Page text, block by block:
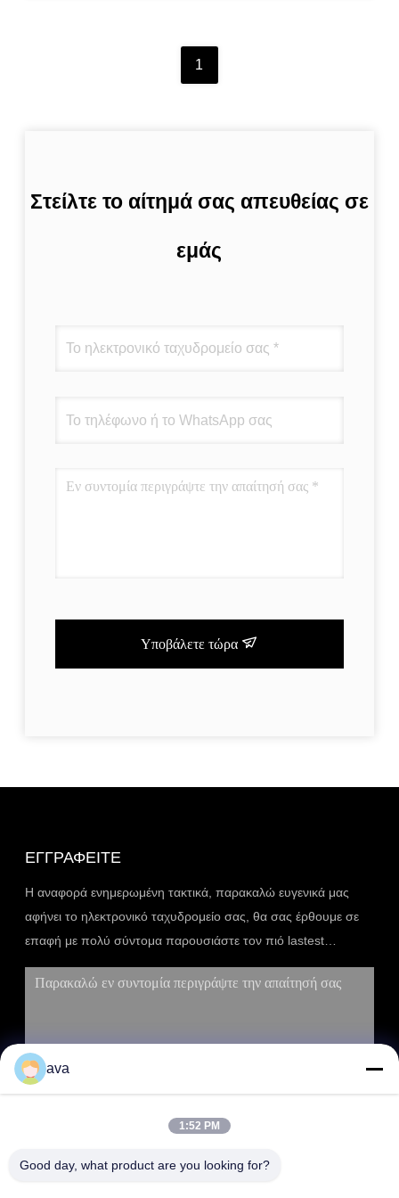
1
Στείλτε το αίτημά σας απευθείας σε
εμάς
Υποβάλετε τώρα
ΕΓΓΡΑΦΕΊΤΕ
Η αναφορά ενημερωμένη τακτικά, παρακαλώ ευγενικά μας
αφήνει το ηλεκτρονικό ταχυδρομείο σας, θα σας έρθουμε σε
επαφή με πολύ σύντομα παρουσιάστε τον πιό lastest
κατάλογο.
ava
1:52 PM
Good day, what product are you looking for?